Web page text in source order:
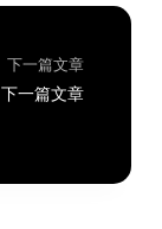
下一篇文章
下一篇文章